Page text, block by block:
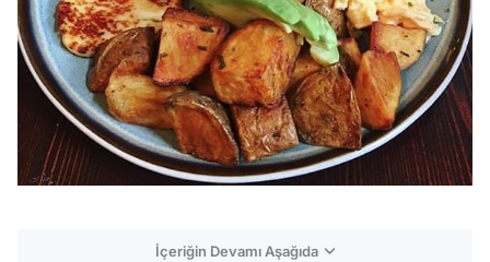
İçeriğin Devamı Aşağıda